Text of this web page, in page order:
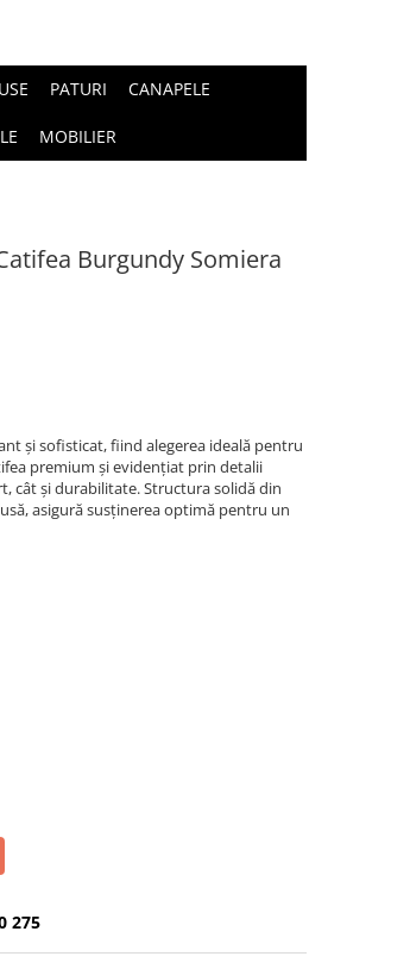
PATURI CANAPELE
MOBILIER
Burgundy Somiera
și sofisticat, fiind alegerea ideală pentru
premium și evidențiat prin detalii
cât și durabilitate. Structura solidă din
asigură susținerea optimă pentru un
275